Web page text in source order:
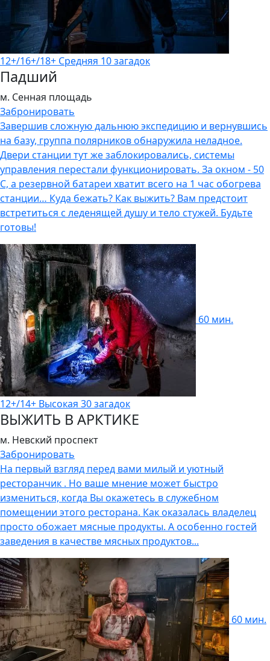
12+/16+/18+ Средняя 10 загадок
Падший
м. Сенная площадь
Забронировать
Завершив сложную дальнюю экспедицию и вернувшись
на базу, группа полярников обнаружила неладное.
Двери станции тут же заблокировались, системы
управления перестали функционировать. За окном - 50
С, а резервной батареи хватит всего на 1 час обогрева
станции… Куда бежать? Как выжить? Вам предстоит
встретиться с леденящей душу и тело стужей. Будьте
готовы!
60 мин.
12+/14+ Высокая 30 загадок
ВЫЖИТЬ В АРКТИКЕ
м. Невский проспект
Забронировать
На первый взгляд перед вами милый и уютный
ресторанчик . Но ваше мнение может быстро
измениться, когда Вы окажетесь в служебном
помещении этого ресторана. Как оказалась владелец
просто обожает мясные продукты. А особенно гостей
заведения в качестве мясных продуктов...
60 мин.